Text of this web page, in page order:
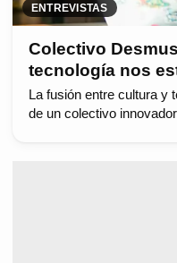
ENTREVISTAS
Colectivo
tecnología nos
La fusión entre cultura y
de un colectivo